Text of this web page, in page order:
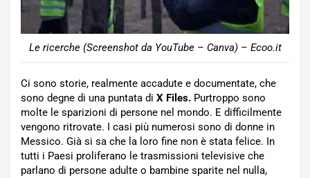
Le ricerche (Screenshot da YouTube – Canva) – Ecoo.it
Ci sono storie, realmente accadute e documentate, che
sono degne di una puntata di X Files. Purtroppo sono
molte le sparizioni di persone nel mondo. E difficilmente
vengono ritrovate. I casi più numerosi sono di donne in
Messico. Già si sa che la loro fine non è stata felice. In
tutti i Paesi proliferano le trasmissioni televisive che
parlano di persone adulte o bambine sparite nel nulla,